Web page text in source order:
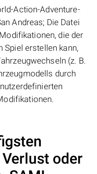
Action-Adventure-
Andreas; Die Datei
die der
Spiel erstellen kann,
(z. B.
durch
oder